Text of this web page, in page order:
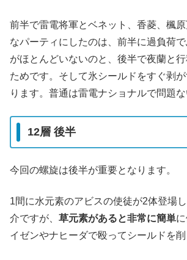
前半で雷電将軍とベネット、香菱、楓
なパーティにしたのは、前半に過負荷
がほとんどいないのと、後半で夜蘭と
ためです。そして氷シールドをすぐ剥
ります。普通は雷電ナショナルで問題な
12層 後半
今回の螺旋は後半が重要となります。
1間に水元素のアビスの使徒が2体登場
介ですが、 草元素があると非常に簡単
イゼンやナヒーダで殴ってシールドを削